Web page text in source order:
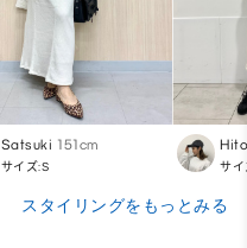
Satsuki 151cm
サイズ:S サイ
スタイリングをもっとみる